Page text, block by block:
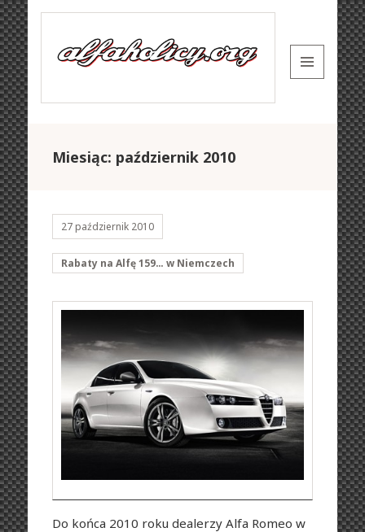
WIDGETS
Miesiąc: październik 2010
27 październik 2010
Rabaty na Alfę 159… w Niemczech
Do końca 2010 roku dealerzy Alfa Romeo w